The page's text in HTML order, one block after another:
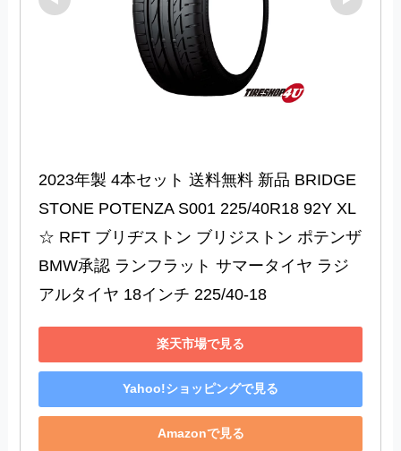
2023年製 4本セット 送料無料 新品 BRIDGE
STONE POTENZA S001 225/40R18 92Y XL
☆ RFT ブリヂストン ブリジストン ポテンザ
BMW承認 ランフラット サマータイヤ ラジ
アルタイヤ 18インチ 225/40-18
楽天市場で見る
Yahoo!ショッピングで見る
Amazonで見る